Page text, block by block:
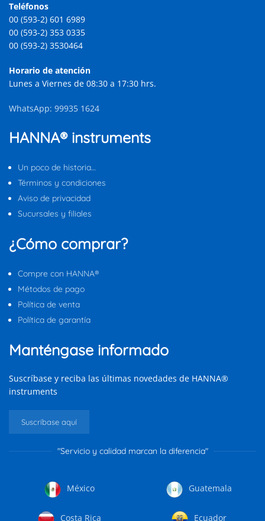
Teléfonos
00 (593-2) 601 6989
00 (593-2) 353 0335
00 (593-2) 3530464
Horario de atención
Lunes a Viernes de 08:30 a 17:30 hrs.
WhatsApp: 99935 1624
HANNA® instruments
Un poco de historia…
Términos y condiciones
Aviso de privacidad
Sucursales y filiales
¿Cómo comprar?
Compre con HANNA®
Métodos de pago
Política de venta
Política de garantía
Manténgase informado
Suscríbase y reciba las últimas novedades de HANNA®
instruments
Suscríbase aquí
"Servicio y calidad marcan la diferencia"
México Guatemala
Costa Rica Ecuador